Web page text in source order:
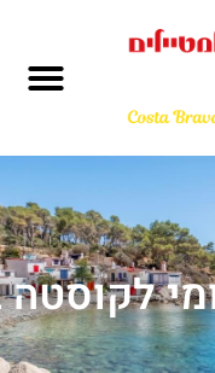
לקוסטה